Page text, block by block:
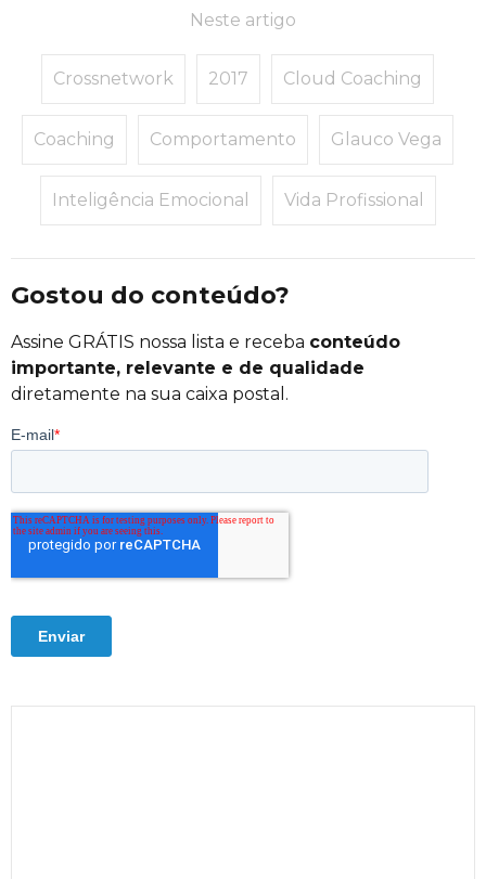
Neste artigo
Crossnetwork 2017 Cloud Coaching
Coaching Comportamento Glauco Vega
Inteligência Emocional Vida Profissional
Gostou do conteúdo?
Assine GRÁTIS nossa lista e receba conteúdo
importante, relevante e de qualidade
diretamente na sua caixa postal.